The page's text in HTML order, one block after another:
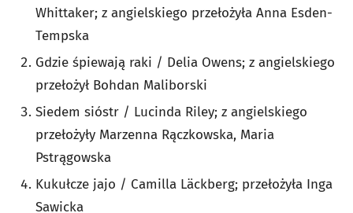
Whittaker; z angielskiego przełożyła Anna Esden-
Tempska
Gdzie śpiewają raki / Delia Owens; z angielskiego
przełożył Bohdan Maliborski
Siedem sióstr / Lucinda Riley; z angielskiego
przełożyły Marzenna Rączkowska, Maria
Pstrągowska
Kukułcze jajo / Camilla Läckberg; przełożyła Inga
Sawicka